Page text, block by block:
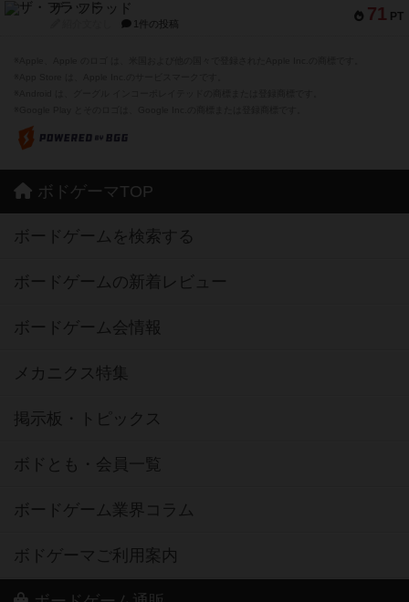
71 PT
ザ・フラッド
1件の投稿
ボドゲーマTOP
ボードゲームを検索する
ボードゲームの新着レビュー
ボードゲーム会情報
メカニクス特集
掲示板・トピックス
ボドとも・会員一覧
ボードゲーム業界コラム
ボドゲーマご利用案内